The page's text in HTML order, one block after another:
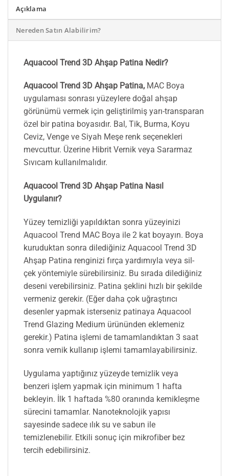
Açıklama
Nereden Satın Alabilirim?
Aquacool Trend 3D Ahşap Patina Nedir?
Aquacool Trend 3D Ahşap Patina, MAC Boya
uygulaması sonrası yüzeylere doğal ahşap
görünümü vermek için geliştirilmiş yarı-transparan
özel bir patina boyasıdır. Bal, Tik, Burma, Koyu
Ceviz, Venge ve Siyah Meşe renk seçenekleri
mevcuttur. Üzerine Hibrit Vernik veya Sararmaz
Sıvıcam kullanılmalıdır.
Aquacool Trend 3D Ahşap Patina Nasıl
Uygulanır?
Yüzey temizliği yapıldıktan sonra yüzeyinizi
Aquacool Trend MAC Boya ile 2 kat boyayın. Boya
kuruduktan sonra dilediğiniz Aquacool Trend 3D
Ahşap Patina renginizi fırça yardımıyla veya sil-
çek yöntemiyle sürebilirsiniz. Bu sırada dilediğiniz
deseni verebilirsiniz. Patina şeklini hızlı bir şekilde
vermeniz gerekir. (Eğer daha çok uğraştırıcı
desenler yapmak isterseniz patinaya Aquacool
Trend Glazing Medium ürününden eklemeniz
gerekir.) Patina işlemi de tamamlandıktan 3 saat
sonra vernik kullanıp işlemi tamamlayabilirsiniz.
Uygulama yaptığınız yüzeyde temizlik veya
benzeri işlem yapmak için minimum 1 hafta
bekleyin. İlk 1 haftada %80 oranında kemikleşme
sürecini tamamlar. Nanoteknolojik yapısı
sayesinde sadece ılık su ve sabun ile
temizlenebilir. Etkili sonuç için mikrofiber bez
tercih edebilirsiniz.